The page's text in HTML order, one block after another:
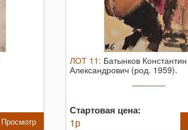
Просмотр
ЛОТ 11 : Батынков Константин
Александрович (род. 1959).
Стартовая цена:
1р